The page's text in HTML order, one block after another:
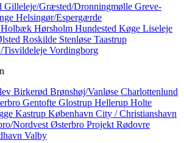
Gilleleje/Græsted/Dronningmølle Greve-
Helsingør/Espergærde
Holbæk Hørsholm Hundested Køge Liseleje
Roskilde Stenløse Taastrup
Tisvildeleje Vordingborg
Birkerød Brønshøj/Vanløse Charlottenlund
Gentofte Glostrup Hellerup Holte
Kastrup København City / Christianshavn
Nordvest Østerbro Projekt Rødovre
Valby